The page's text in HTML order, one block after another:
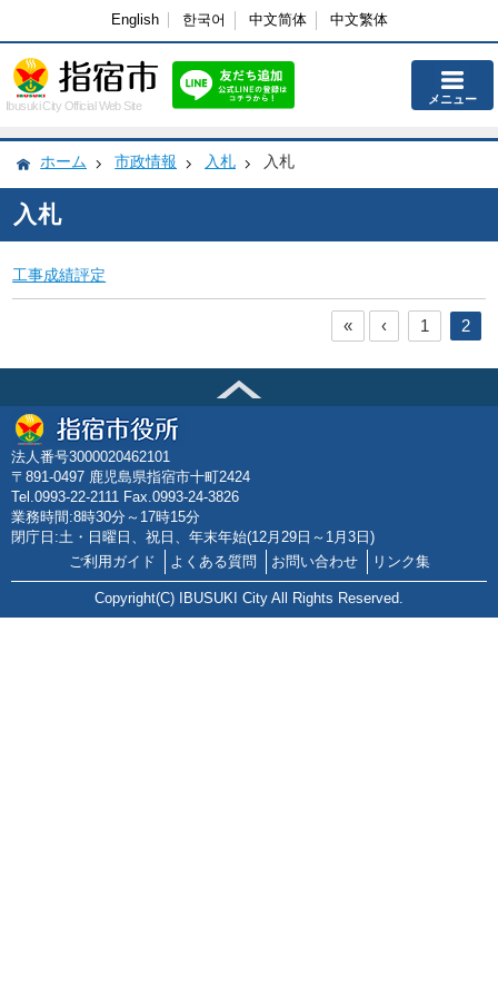
English 한국어 中文简体 中文繁体
Ibusuki City Official Web Site メニュー
ホーム 市政情報 入札 入札
入札
工事成績評定
« ‹ 1 2
法人番号3000020462101
〒891-0497 鹿児島県指宿市十町2424
Tel.0993-22-2111 Fax.0993-24-3826
業務時間:8時30分～17時15分
閉庁日:土・日曜日、祝日、年末年始(12月29日～1月3日)
ご利用ガイド
よくある質問 お問い合わせ リンク集
Copyright(C) IBUSUKI City All Rights Reserved.